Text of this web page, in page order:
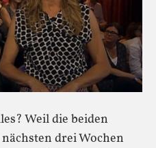
Weil die beiden
drei Wochen